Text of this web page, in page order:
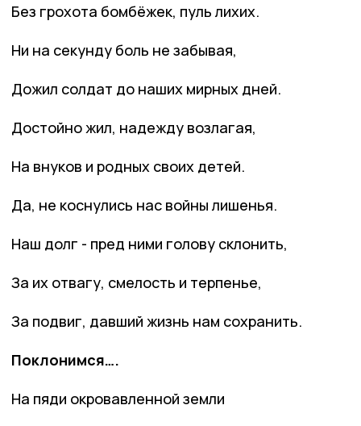
Без грохота бомбёжек, пуль лихих.
Ни на секунду боль не забывая,
Дожил солдат до наших мирных дней.
Достойно жил, надежду возлагая,
На внуков и родных своих детей.
Да, не коснулись нас войны лишенья.
Наш долг - пред ними голову склонить,
За их отвагу, смелость и терпенье,
За подвиг, давший жизнь нам сохранить.
Поклонимся….
На пяди окровавленной земли